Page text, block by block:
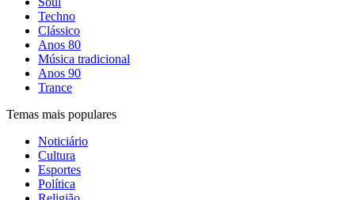
Techno
Clássico
Anos 80
Música tradicional
Anos 90
Trance
Temas mais populares
Noticiário
Cultura
Esportes
Política